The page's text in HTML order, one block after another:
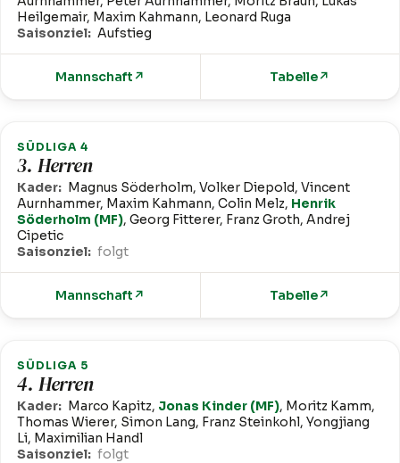
Heilgemair, Maxim Kahmann, Leonard Ruga
Saisonziel: Aufstieg
Mannschaft ↗ Tabelle↗
SÜDLIGA 4
3. Herren
Kader: Magnus Söderholm, Volker Diepold, Vincent
Aurnhammer, Maxim Kahmann, Colin Melz, Henrik
Söderholm (MF), Georg Fitterer, Franz Groth, Andrej
Cipetic
Saisonziel: folgt
Mannschaft ↗ Tabelle↗
SÜDLIGA 5
4. Herren
Kader: Marco Kapitz, Jonas Kinder (MF), Moritz Kamm,
Thomas Wierer, Simon Lang, Franz Steinkohl, Yongjiang
Li, Maximilian Handl
Saisonziel: folgt